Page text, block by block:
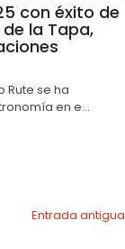
con éxito de
la Tapa,
Rute se ha
en e...
Entrada antigua